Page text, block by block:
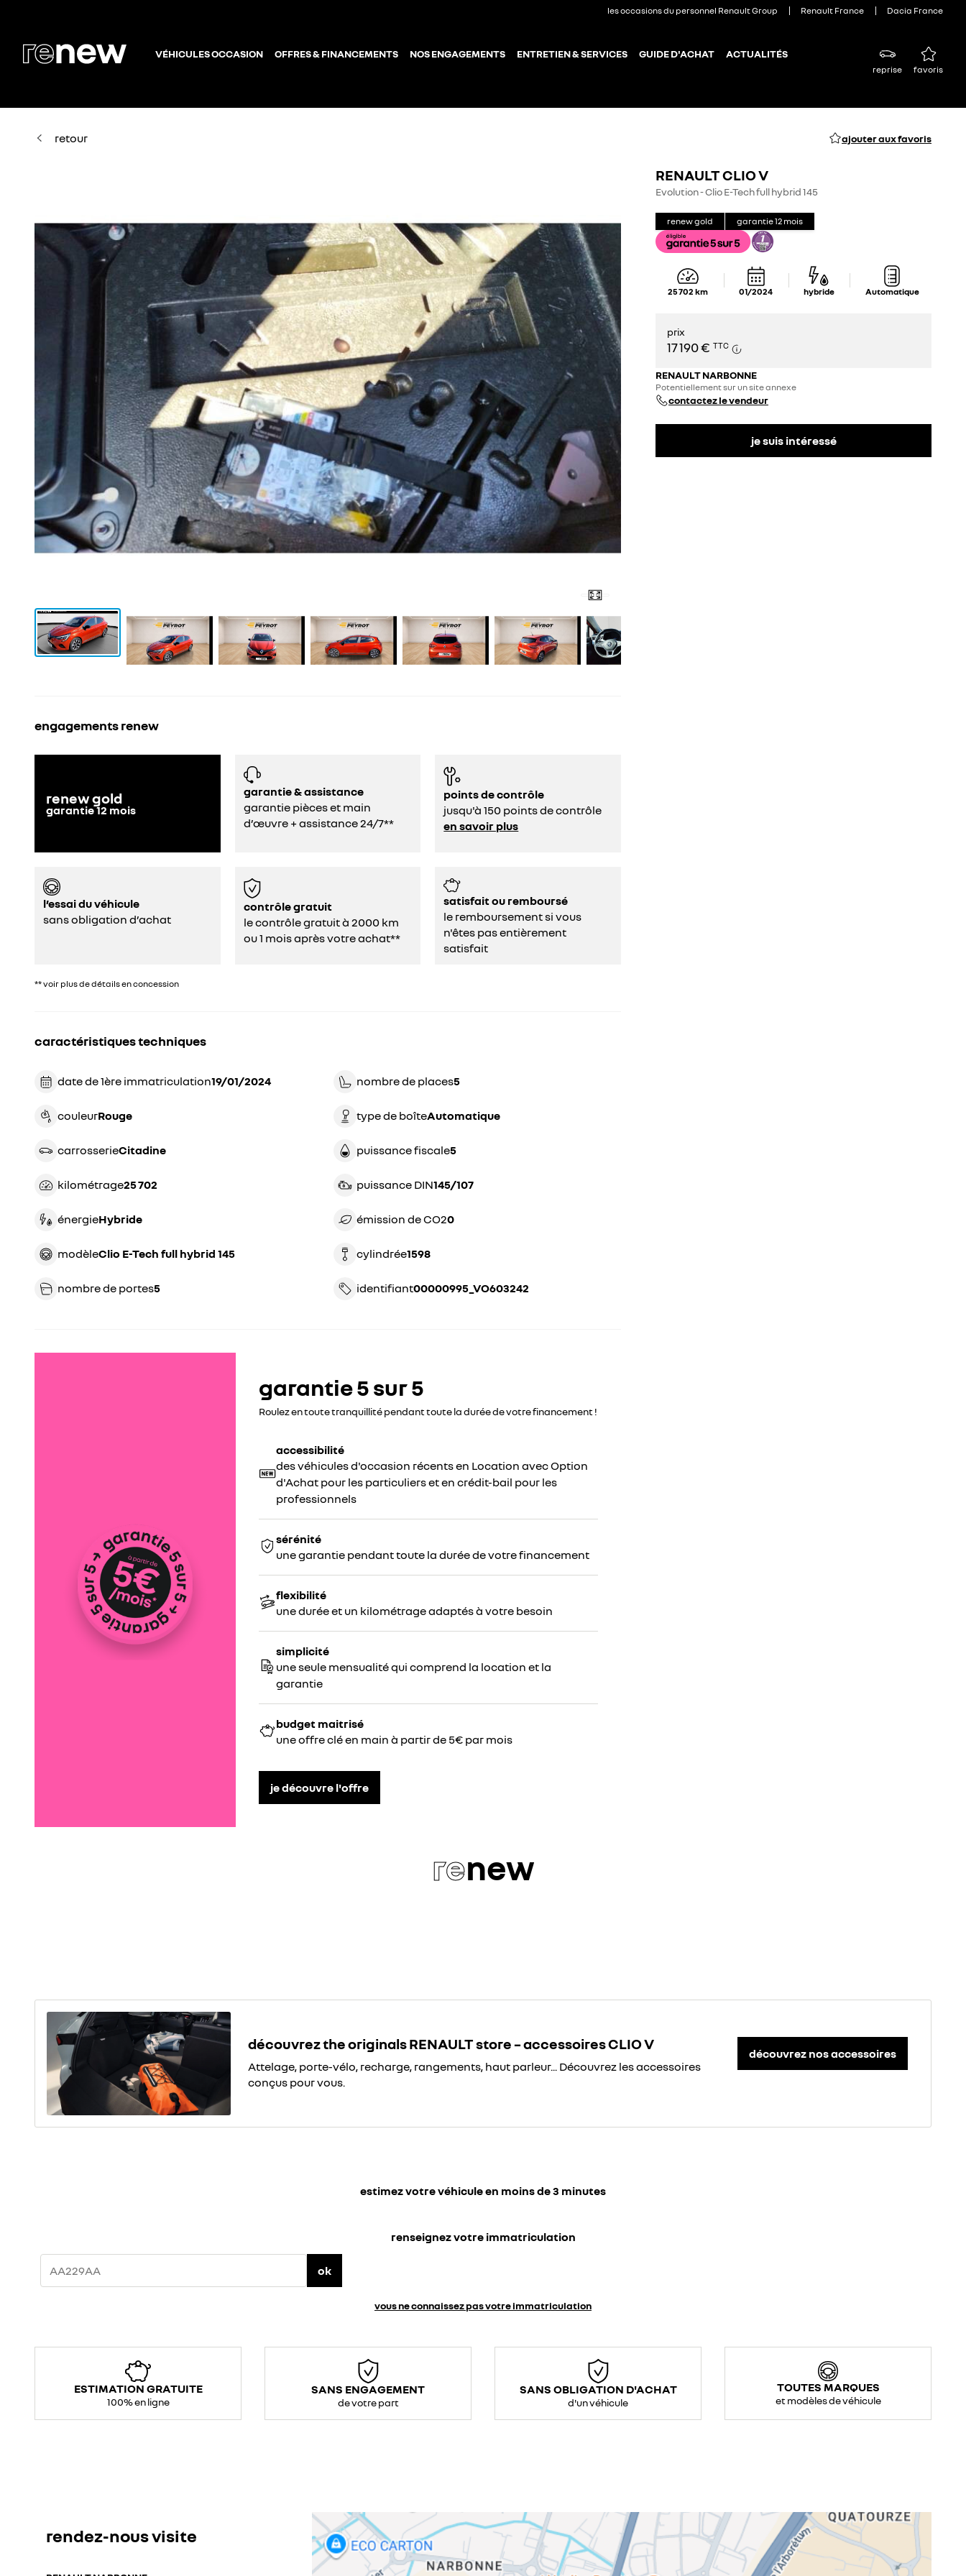
les occasions du personnel Renault Group Renault France Dacia France
VÉHICULES OCCASION OFFRES & FINANCEMENTS NOS ENGAGEMENTS ENTRETIEN & SERVICES GUIDE D'ACHAT ACTUALITÉS
reprise favoris
retour ajouter aux favoris
RENAULT CLIO V
Evolution - Clio E-Tech full hybrid 145
renew gold garantie12 mois
25 702 km 01/2024 hybride Automatique
prix
17 190 € TTC
RENAULT NARBONNE
Potentiellement sur un site annexe
contactez le vendeur
je suis intéressé
engagements renew
renew gold
garantie12 mois
garantie & assistance
garantie pièces et main
d’œuvre + assistance 24/7**
points de contrôle
jusqu'à 150 points de contrôle
en savoir plus
l’essai du véhicule
sans obligation d’achat
contrôle gratuit
le contrôle gratuit à 2000 km
ou 1 mois après votre achat**
satisfait ou remboursé
le remboursement si vous
n'êtes pas entièrement
satisfait
** voir plus de détails en concession
caractéristiques techniques
date de 1ère immatriculation 19/01/2024
couleur rouge
carrosserie citadine
kilométrage 25 702
énergie hybride
modèle Clio E-Tech full hybrid 145
nombre de portes5
nombre de places5
type de boîte automatique
puissance fiscale5
puissance DIN 145/107
émission de CO20
cylindrée 1598
identifiant 00000995_VO603242
garantie 5 sur 5
Roulez en toute tranquillité pendant toute la durée de votre financement !
accessibilité
des véhicules d'occasion récents en Location avec Option
d'Achat pour les particuliers et en crédit-bail pour les
professionnels
sérénité
une garantie pendant toute la durée de votre financement
flexibilité
une durée et un kilométrage adaptés à votre besoin
simplicité
une seule mensualité qui comprend la location et la
garantie
budget maitrisé
une offre clé en main à partir de 5€ par mois
je découvre l'offre
renew
découvrez the originals RENAULT store – accessoires CLIO V
Attelage, porte-vélo, recharge, rangements, haut parleur... Découvrez les accessoires
conçus pour vous.
découvrez nos accessoires
estimez votre véhicule en moins de 3 minutes
renseignez votre immatriculation
ok
vous ne connaissez pas votre immatriculation
ESTIMATION GRATUITE
100% en ligne
SANS ENGAGEMENT
de votre part
SANS OBLIGATION D'ACHAT
d'un véhicule
TOUTES MARQUES
et modèles de véhicule
rendez-nous visite